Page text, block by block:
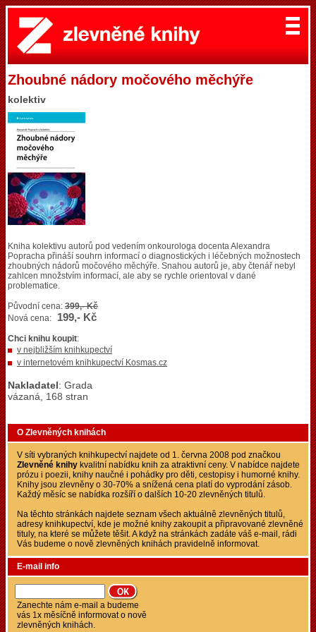
Zhoubné nádory močového měchýře
kolektiv
Kniha kolektivu autorů pod vedením onkourologa docenta Alexandra
Popracha přináší souhrn informací o diagnostických i léčebných možnostech
zhoubných nádorů močového měchýře. Snahou autorů je, aby čtenář nebyl
zahlcen množstvím informací, ale aby se rychle orientoval v dané
problematice.
Původní cena: 399,- Kč
Nová cena:
199,- Kč
Chci knihu koupit:
v nejbližším knihkupectví
v internetovém knihkupectví Kosmas.cz
Nakladatel: Grada
vázaná, 168 stran
O Zlevněných knihách
V síti vybraných knihkupectví najdete od 1. června 2008 pod značkou
Zlevněné knihy kvalitní nabídku knih za atraktivní ceny. V nabídce najdete
prózu i poezii, knihy naučné i pohádky pro děti, cestopisy i humorné knihy.
Knihy jsou zlevněny o 30-70% a snížená cena platí do vyprodání zásob.
Každý měsíc se nabídka rozšíří o dalších 10-20 zlevněných titulů.
Na těchto stránkách najdete seznam všech aktuálně zlevněných titulů,
adresy knihkupectví, kde je možné knihy zakoupit a připravované zlevněné
tituly, na které se můžete těšit. A když na stránkách zadáte váš e-mail, rádi
Vás budeme o nově zlevněných knihách pravidelně informovat.
E-mail info
Zanechte nám e-mail a budeme
vás 1x měsíčně informovat o nově
zlevněných knihách.